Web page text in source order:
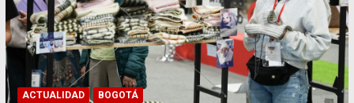
ACTUALIDAD BOGOTÁ